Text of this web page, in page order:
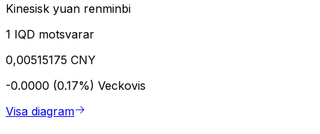
Kinesisk yuan renminbi
1 IQD motsvarar
0,00515175 CNY
-0.0000 (0.17%) Veckovis
Visa diagram